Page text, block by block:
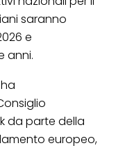
saranno
e
anni.
da parte della
europeo,